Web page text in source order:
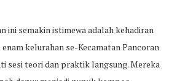
ini semakin istimewa adalah kehadiran
kelurahan se-Kecamatan Pancoran
sesi teori dan praktik langsung. Mereka